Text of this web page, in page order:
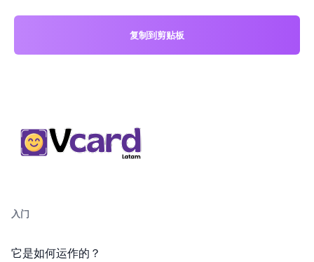
复制到剪贴板
入门
它是如何运作的？